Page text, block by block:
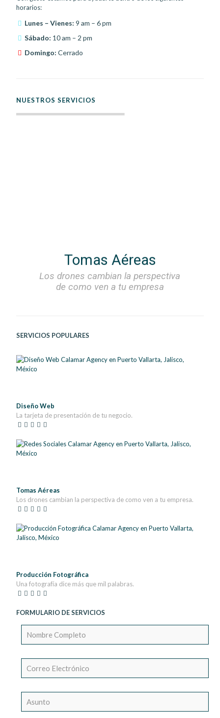
horarios:
Lunes – Vienes: 9 am – 6 pm
Sábado: 10 am – 2 pm
Domingo: Cerrado
NUESTROS SERVICIOS
Tomas Aéreas
Los drones cambian la perspectiva
de como ven a tu empresa
SERVICIOS POPULARES
Diseño Web
La tarjeta de presentación de tu negocio.
Tomas Aéreas
Los drones cambian la perspectiva de como ven a tu empresa.
Producción Fotográfica
Una fotografía dice más que mil palabras.
FORMULARIO DE SERVICIOS